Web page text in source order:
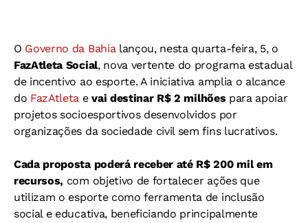
O Governo da Bahialançou, nesta quarta-feira, 5, o
FazAtleta Social, nova vertente do programa estadual
de incentivo ao esporte. A iniciativa amplia o alcance
do FazAtleta evai destinar R$ 2 milhões para apoiar
projetos socioesportivos desenvolvidos por
organizações da sociedade civil sem fins lucrativos.
Cada proposta poderá receber até R$ 200 mil em
recursos, com objetivo de fortalecer ações que
utilizam o esporte como ferramenta de inclusão
social e educativa, beneficiando principalmente